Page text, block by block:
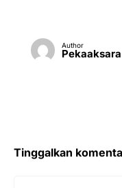
Author
Pekaaksara
Tinggalkan